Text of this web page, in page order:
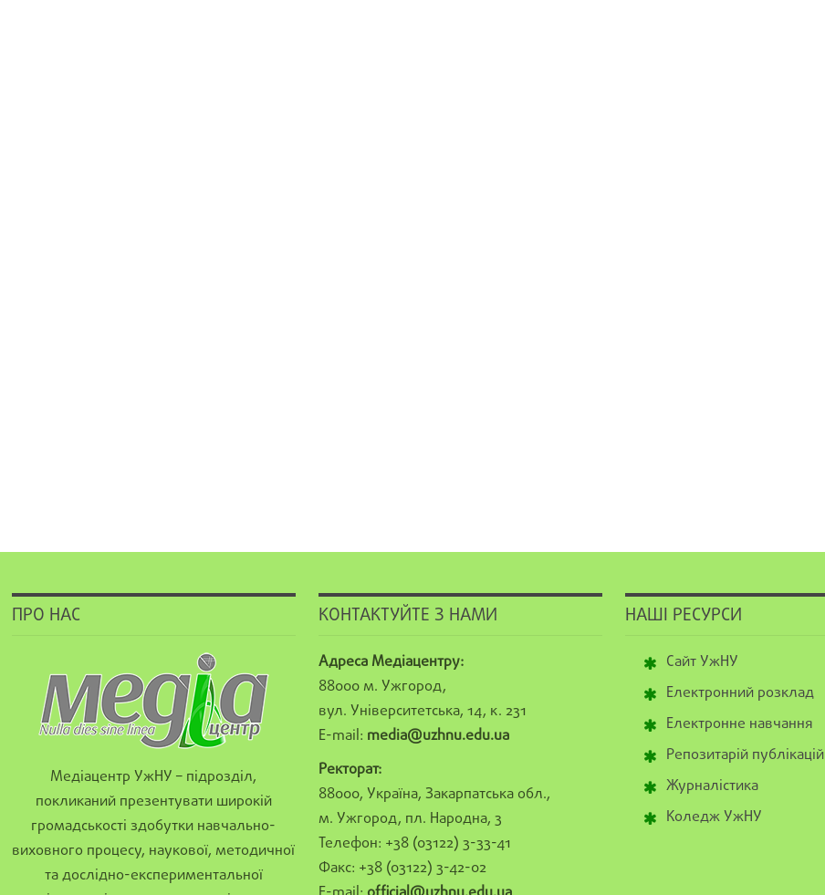
ПРО НАС
Медіацентр УжНУ – підрозділ,
покликаний презентувати широкій
громадськості здобутки навчально-
виховного процесу, наукової, методичної
та дослідно-експериментальної
КОНТАКТУЙТЕ З НАМИ
Адреса Медіацентру:
88000 м. Ужгород,
вул. Університетська, 14, к. 231
E-mail: media@uzhnu.edu.ua
Ректорат:
88000, Україна, Закарпатська обл.,
м. Ужгород, пл. Народна, 3
Телефон: +38 (03122) 3-33-41
Факс: +38 (03122) 3-42-02
НАШІ РЕСУРСИ
Сайт УжНУ
Електронний розклад
Електронне навчання
Репозитарій публікацій
Журналістика
Коледж УжНУ